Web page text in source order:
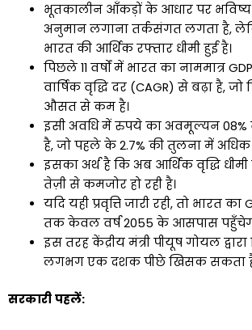
भूतकालीन आँकड़ों के आधार पर भविष्य
अनुमान लगाना तर्कसंगत लगता है,
भारत की आर्थिक रफ्तार धीमी हुई है।
पिछले 11 वर्षों में भारत का नाममात्र
वार्षिक वृद्धि दर (CAGR) से बढ़ा है, जो
औसत से कम है।
इसी अवधि में रुपये का अवमूल्यन 08%
है, जो पहले के 2.7% की तुलना में अधिक
इसका अर्थ है कि अब आर्थिक वृद्धि
तेज़ी से कमजोर हो रही है।
यदि यही प्रवृत्ति जारी रही, तो भारत का
तक केवल वर्ष 2055 के आसपास
इस तरह केंद्रीय मंत्री पीयूष गोयल द्वारा
लगभग एक दशक पीछे खिसक सकता
सरकारी पहलें: